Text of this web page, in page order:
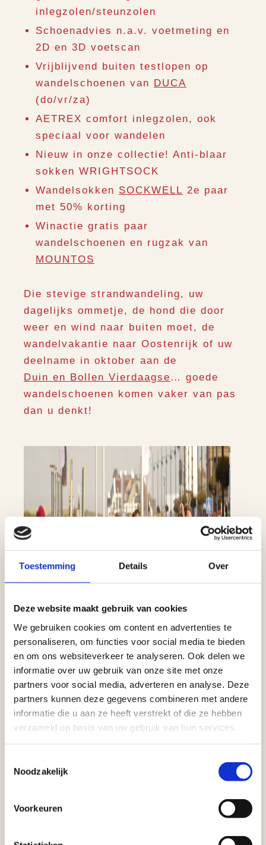
Toestemming Details Over
Deze website maakt gebruik van cookies
We gebruiken cookies om content en advertenties te
personaliseren, om functies voor social media te bieden
en om ons websiteverkeer te analyseren. Ook delen we
informatie over uw gebruik van onze site met onze
partners voor social media, adverteren en analyse. Deze
partners kunnen deze gegevens combineren met andere
informatie die u aan ze heeft verstrekt of die ze hebben
verzameld op basis van uw gebruik van hun services.
Noodzakelijk
Voorkeuren
inlegzolen/steunzolen
Schoenadvies n.a.v. voetmeting en
2D en 3D voetscan
Vrijblijvend buiten testlopen op
wandelschoenen van DUCA
(do/vr/za)
AETREX comfort inlegzolen, ook
speciaal voor wandelen
Nieuw in onze collectie! Anti-blaar
sokken WRIGHTSOCK
Wandelsokken SOCKWELL 2e paar
met 50% korting
Winactie gratis paar
wandelschoenen en rugzak van
MOUNTOS
Die stevige strandwandeling, uw
dagelijks ommetje, de hond die door
weer en wind naar buiten moet, de
wandelvakantie naar Oostenrijk of uw
deelname in oktober aan de
Duin en Bollen Vierdaagse … goede
wandelschoenen komen vaker van pas
dan u denkt!
EN A/B